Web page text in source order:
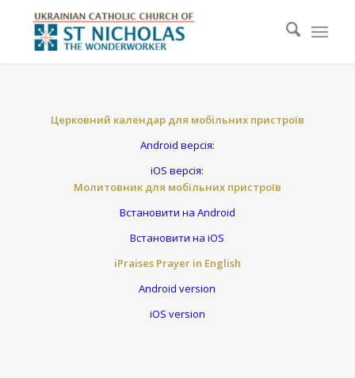
Церковний календар для мобільних пристроїв
Android версія:
iOS версія:
Молитовник для мобільних пристроїв
Встановити на Android
Встановити на iOS
iPraises Prayer in English
Android version
iOS version